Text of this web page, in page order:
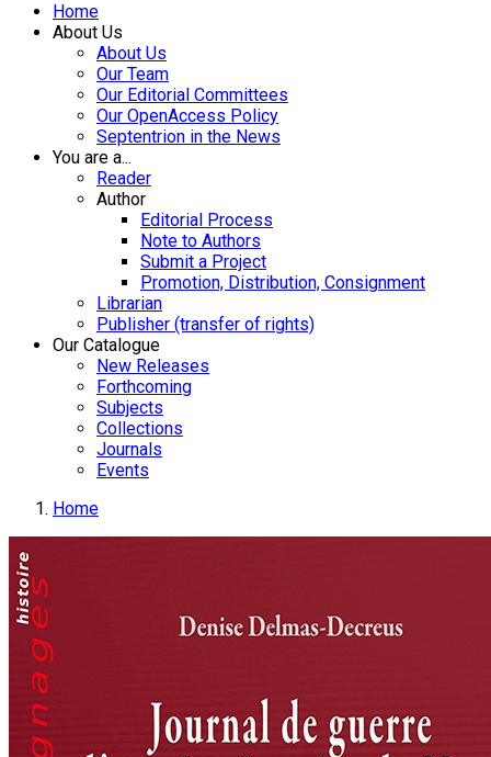
Home
About Us
About Us
Our Team
Our Editorial Committees
Our OpenAccess Policy
Septentrion in the News
You are a...
Reader
Author
Editorial Process
Note to Authors
Submit a Project
Promotion, Distribution, Consignment
Librarian
Publisher (transfer of rights)
Our Catalogue
New Releases
Forthcoming
Subjects
Collections
Journals
Events
Home